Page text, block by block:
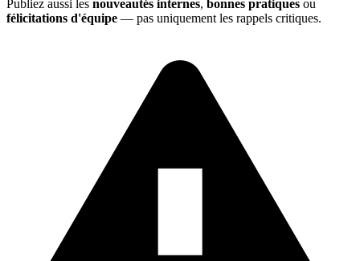
Publiez aussi les nouveautés internes, bonnes pratiques ou
félicitations d'équipe — pas uniquement les rappels critiques.